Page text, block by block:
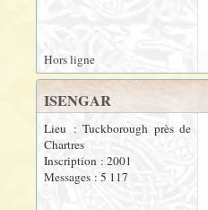
Hors ligne
ISENGAR
Lieu : Tuckborough près de
Chartres
Inscription : 2001
Messages : 5 117